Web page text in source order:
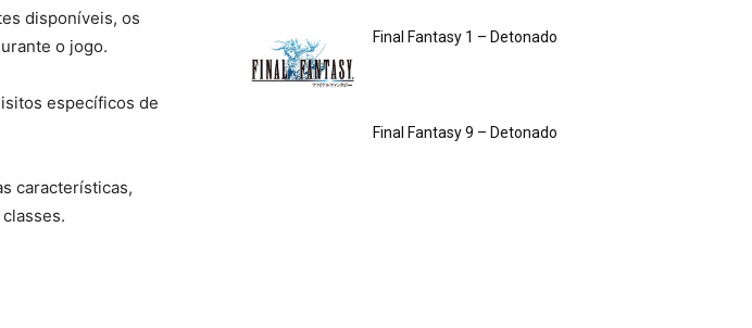
disponíveis, os
o jogo.
específicos de
características,
Final Fantasy 1 – Detonado
Final Fantasy 9 – Detonado